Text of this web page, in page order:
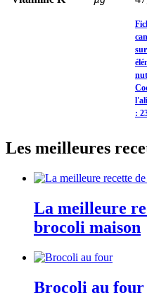
:
Les meilleures
La meilleure
brocoli maison
Brocoli au four